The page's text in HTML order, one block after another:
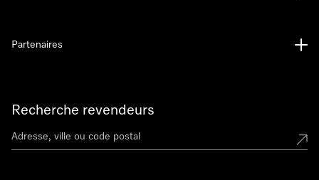
Recherche revendeurs
Partenaires